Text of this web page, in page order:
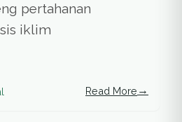
pertahanan
iklim
Read More →